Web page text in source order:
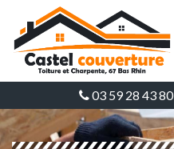
03 59 28 43 80